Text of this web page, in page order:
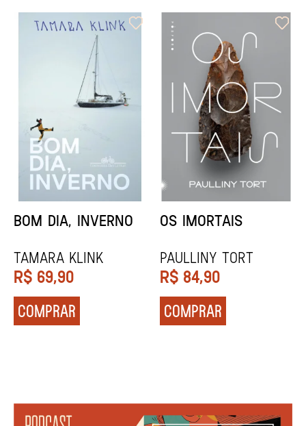
ORIXÁS
REGINALDO PRANDI
R$ 79,90
COMPRAR
ORAÇÃO PARA
Socorro Acioli
R$ 74,90
COMPRAR